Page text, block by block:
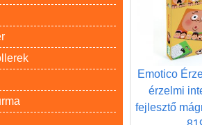
Emotico
érzelmi
fejlesztő